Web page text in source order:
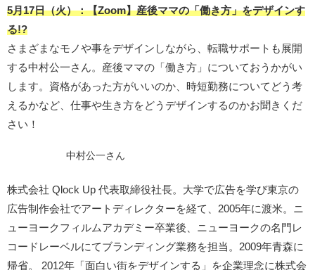
5月17日（火）：【Zoom】産後ママの「働き方」をデザインす
る!?
さまざまなモノや事をデザインしながら、転職サポートも展開
する中村公一さん。産後ママの「働き方」についておうかがい
します。資格があった方がいいのか、時短勤務についてどう考
えるかなど、仕事や生き方をどうデザインするのかお聞きくだ
さい！
中村公一さん
株式会社 Qlock Up 代表取締役社長。大学で広告を学び東京の
広告制作会社でアートディレクターを経て、2005年に渡米。ニ
ューヨークフィルムアカデミー卒業後、ニューヨークの名門レ
コードレーベルにてブランディング業務を担当。2009年青森に
帰省。 2012年「面白い街をデザインする」を企業理念に株式会